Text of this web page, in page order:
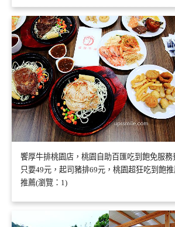
饗厚牛排桃園店，桃園自助百匯吃到飽免服務
只要49元，起司豬排69元，桃園超狂吃到飽
推薦(瀏覽：1)